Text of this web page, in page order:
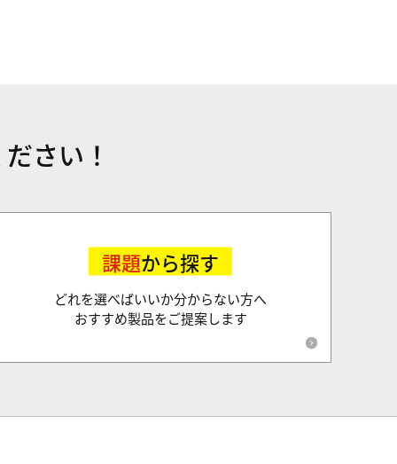
さい！
課題から探す
どれを選べばいいか分からない方へ
おすすめ製品をご提案します